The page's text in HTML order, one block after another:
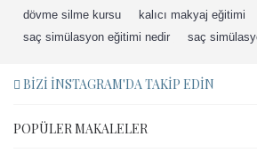
dövme silme kursu
kalıcı makyaj eğitimi
saç simülasyon eğitimi nedir
saç
BIZI İNSTAGRAM'DA TAKIP EDIN
POPÜLER MAKALELER